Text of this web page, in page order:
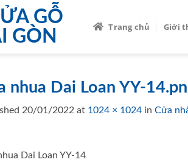
Trang chủ Giới
nhua Dai Loan YY-
20/01/2022 at 1024 × 1024 in Cửa
Dai Loan YY-14